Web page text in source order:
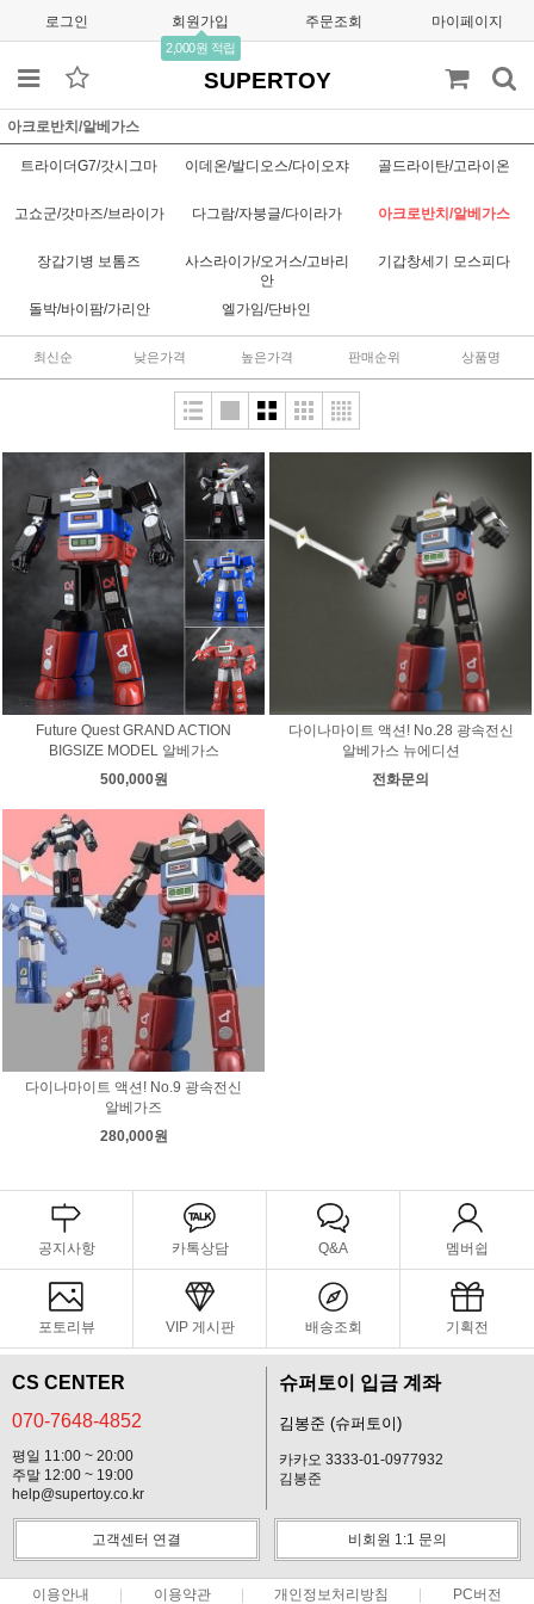
로그인 회원가입
2,000원 적립
주문조회 마이페이지
SUPERTOY
아크로반치/알베가스
트라이더G7/갓시그마 이데온/발디오스/다이오쟈 골드라이탄/고라이온
고쇼군/갓마즈/브라이가 다그람/자붕글/다이라가 아크로반치/알베가스
장갑기병 보톰즈
사스라이가/오거스/고바리
안
기갑창세기 모스피다
돌박/바이팜/가리안 엘가임/단바인
최신순 낮은가격 높은가격 판매순위 상품명
Future Quest GRAND ACTION
BIGSIZE MODEL 알베가스
500,000원
다이나마이트 액션! No.28 광속전신
알베가스 뉴에디션
전화문의
다이나마이트 액션! No.9 광속전신
알베가즈
280,000원
공지사항 카톡상담 Q&A 멤버쉽
포토리뷰 VIP 게시판 배송조회 기획전
CS CENTER
070-7648-4852
평일 11:00 ~ 20:00
주말 12:00 ~ 19:00
help@supertoy.co.kr
슈퍼토이 입금 계좌
김봉준 (슈퍼토이)
카카오 3333-01-0977932
김봉준
고객센터 연결 비회원 1:1 문의
이용안내 이용약관 개인정보처리방침 PC버전